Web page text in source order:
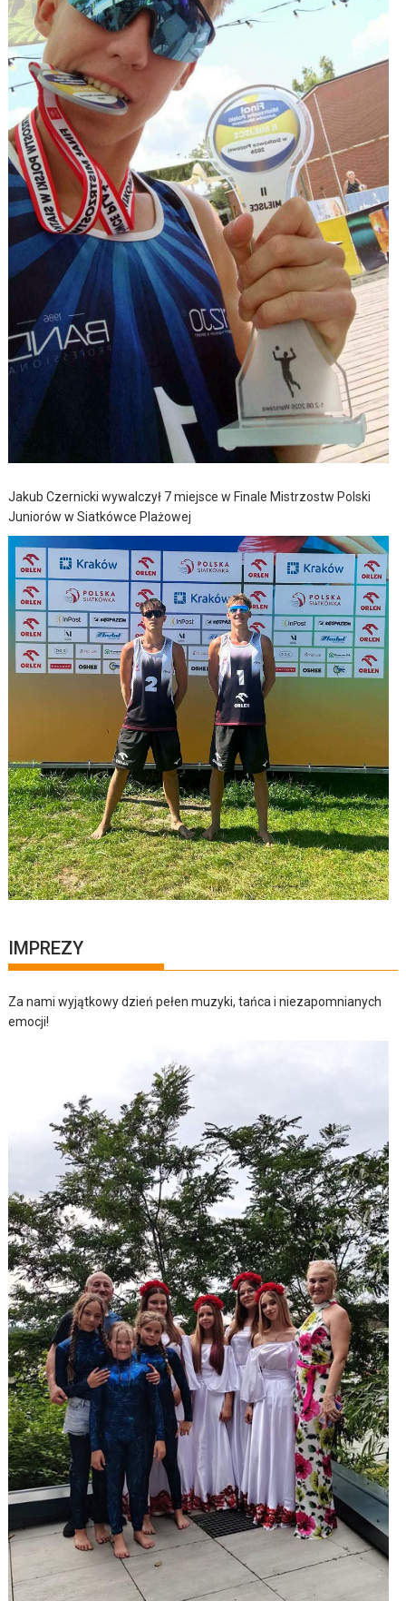
Jakub Czernicki wywalczył 7 miejsce w Finale Mistrzostw Polski
Juniorów w Siatkówce Plażowej
IMPREZY
Za nami wyjątkowy dzień pełen muzyki, tańca i niezapomnianych
emocji!